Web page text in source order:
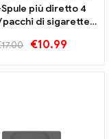
Spule più diretto 4
pacchi di sigarette
17.00 €10.99